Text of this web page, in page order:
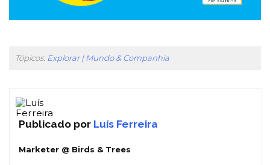
Tópicos:Explorar | Mundo & Companhia
Publicado por Luís Ferreira
Marketer @ Birds & Trees